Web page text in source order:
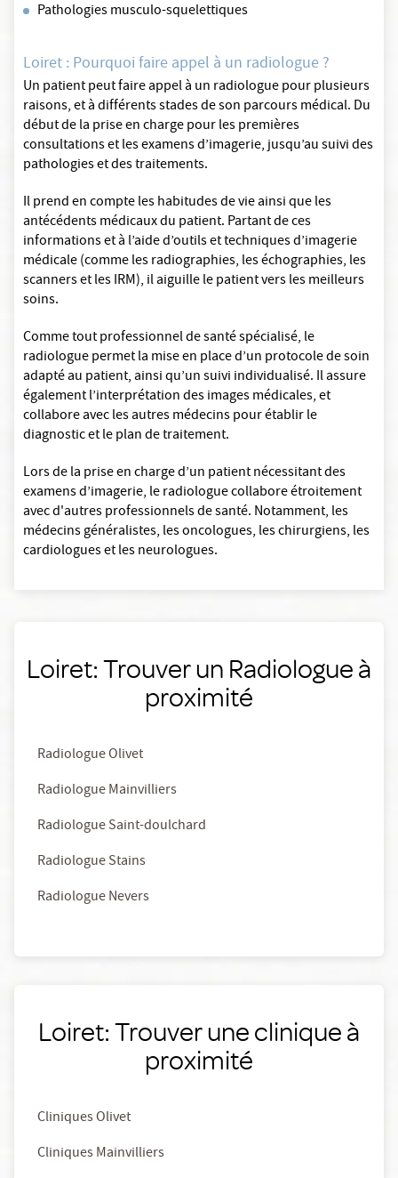
Pathologies musculo-squelettiques
Loiret : Pourquoi faire appel à un radiologue ?
Un patient peut faire appel à un radiologue pour plusieurs
raisons, et à différents stades de son parcours médical. Du
début de la prise en charge pour les premières
consultations et les examens d’imagerie, jusqu’au suivi des
pathologies et des traitements.
Il prend en compte les habitudes de vie ainsi que les
antécédents médicaux du patient. Partant de ces
informations et à l’aide d’outils et techniques d’imagerie
médicale (comme les radiographies, les échographies, les
scanners et les IRM), il aiguille le patient vers les meilleurs
soins.
Comme tout professionnel de santé spécialisé, le
radiologue permet la mise en place d’un protocole de soin
adapté au patient, ainsi qu’un suivi individualisé. Il assure
également l’interprétation des images médicales, et
collabore avec les autres médecins pour établir le
diagnostic et le plan de traitement.
Lors de la prise en charge d’un patient nécessitant des
examens d’imagerie, le radiologue collabore étroitement
avec d'autres professionnels de santé. Notamment, les
médecins généralistes, les oncologues, les chirurgiens, les
cardiologues et les neurologues.
Loiret: Trouver un Radiologue à
proximité
Radiologue Olivet
Radiologue Mainvilliers
Radiologue Saint-doulchard
Radiologue Stains
Radiologue Nevers
Loiret: Trouver une clinique à
proximité
Cliniques Olivet
Cliniques Mainvilliers